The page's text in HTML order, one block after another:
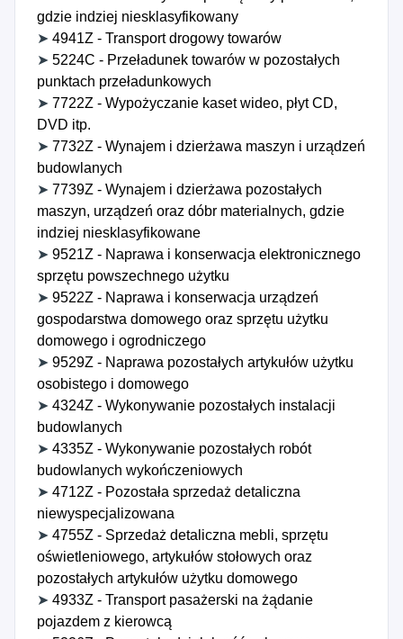
gdzie indziej niesklasyfikowany
➤ 4941Z - Transport drogowy towarów
➤ 5224C - Przeładunek towarów w pozostałych
punktach przeładunkowych
➤ 7722Z - Wypożyczanie kaset wideo, płyt CD,
DVD itp.
➤ 7732Z - Wynajem i dzierżawa maszyn i urządzeń
budowlanych
➤ 7739Z - Wynajem i dzierżawa pozostałych
maszyn, urządzeń oraz dóbr materialnych, gdzie
indziej niesklasyfikowane
➤ 9521Z - Naprawa i konserwacja elektronicznego
sprzętu powszechnego użytku
➤ 9522Z - Naprawa i konserwacja urządzeń
gospodarstwa domowego oraz sprzętu użytku
domowego i ogrodniczego
➤ 9529Z - Naprawa pozostałych artykułów użytku
osobistego i domowego
➤ 4324Z - Wykonywanie pozostałych instalacji
budowlanych
➤ 4335Z - Wykonywanie pozostałych robót
budowlanych wykończeniowych
➤ 4712Z - Pozostała sprzedaż detaliczna
niewyspecjalizowana
➤ 4755Z - Sprzedaż detaliczna mebli, sprzętu
oświetleniowego, artykułów stołowych oraz
pozostałych artykułów użytku domowego
➤ 4933Z - Transport pasażerski na żądanie
pojazdem z kierowcą